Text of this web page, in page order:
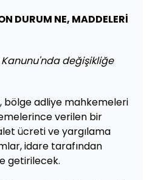
DURUM NE, MADDELERİ
Kanunu'nda değişikliğe
bölge adliye mahkemeleri
verilen bir
ücreti ve yargılama
idare tarafından
getirilecek.